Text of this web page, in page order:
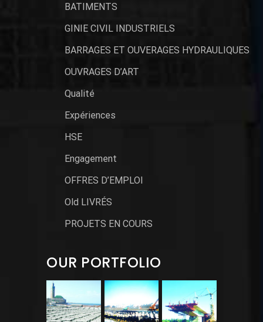
BATIMENTS
GINIE CIVIL INDUSTRIELS
BARRAGES ET OUVERAGES HYDRAULIQUES
OUVRAGES D’ART
Qualité
Expériences
HSE
Engagement
OFFRES D’EMPLOI
Old LIVRÉS
PROJETS EN COURS
OUR PORTFOLIO